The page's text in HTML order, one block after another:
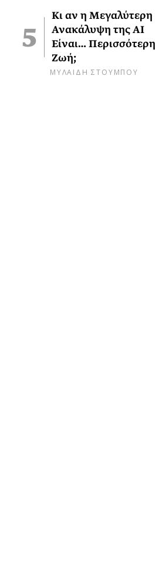
Κι αν η Μεγαλύτερη
Ανακάλυψη της AI
Είναι… Περισσότερη
Ζωή;
ΜΥΛΑΙΔΗ ΣΤΟΥΜΠΟΥ